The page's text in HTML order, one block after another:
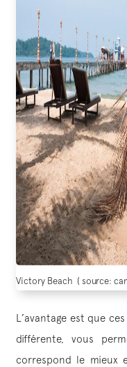
Victory Beach ( source:
L’avantage est que
différente, vous
correspond le mieux